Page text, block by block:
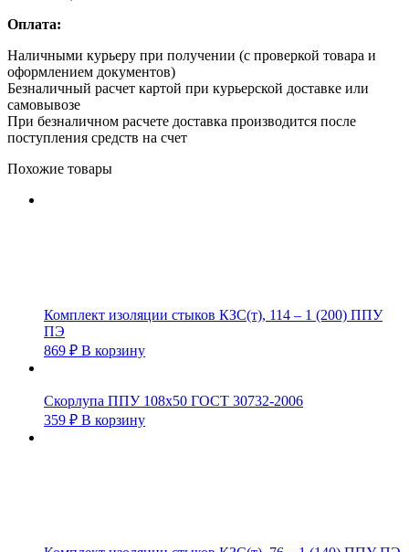
Оплата:
Наличными курьеру при получении (с проверкой товара и
оформлением документов)
Безналичный расчет картой при курьерской доставке или
самовывозе
При безналичном расчете доставка производится после
поступления средств на счет
Похожие товары
Комплект изоляции стыков КЗС(т), 114 – 1 (200) ППУ
ПЭ
869 ₽ В корзину
Скорлупа ППУ 108х50 ГОСТ 30732-2006
359 ₽ В корзину